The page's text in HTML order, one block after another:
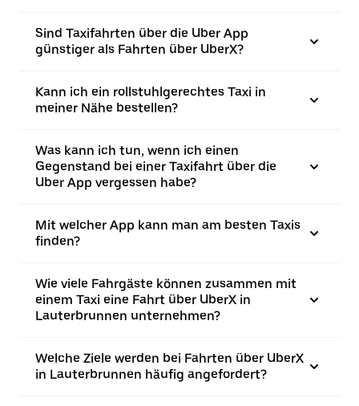
Sind Taxifahrten über die Uber App
günstiger als Fahrten über UberX?
Kann ich ein rollstuhlgerechtes Taxi in
meiner Nähe bestellen?
Was kann ich tun, wenn ich einen
Gegenstand bei einer Taxifahrt über die
Uber App vergessen habe?
Mit welcher App kann man am besten Taxis
finden?
Wie viele Fahrgäste können zusammen mit
einem Taxi eine Fahrt über UberX in
Lauterbrunnen unternehmen?
Welche Ziele werden bei Fahrten über UberX
in Lauterbrunnen häufig angefordert?